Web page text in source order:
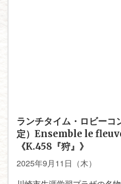
ランチタイム・ロビーコ
定）Ensemble le
《K.458『狩』》
2025年9月11日（木）